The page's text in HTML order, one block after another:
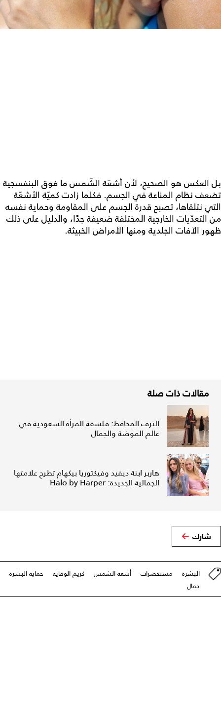
بل العكس هو الصحيح، لأن أشعّة الشّمس ما فوق البنفسجية
تضعف نظام المناعة في الجسم. فكلما زادت كميّة الأشعّة
التي نتلقاها، تصبح قدرة الجسم على المقاومة وحماية نفسه
من التعدّيات الخارجية المختلفة ضعيفة جدًا، والدليل على ذلك
ظهور الآفات الجلدية ومنها الأمراض الخبيثة.
مقالات ذات صلة
الترف المحافظ: فلسفة المرأة السعودية في
عالم الموضة والجمال
هاربر ابنة ديفيد وفيكتوريا بيكهام تطرح علامتها
الجمالية الجديدة: Halo by Harper
شارك
البشرة مستحضرات أشعة الشمس كريم الوقاية
حماية البشرة
جمال